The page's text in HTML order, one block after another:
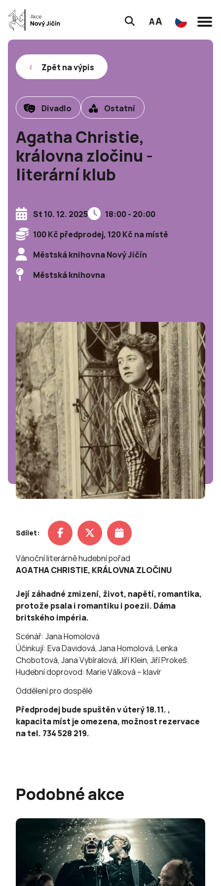
AA
Zpět na výpis
Divadlo Ostatní
Agatha Christie,
královna zločinu -
literární klub
St 10. 12. 2025
18:00 - 20:00
100 Kč předprodej, 120 Kč na místě
Městská knihovna Nový Jičín
Městská knihovna
Sdílet:
Vánoční literárně hudební pořad
AGATHA CHRISTIE, KRÁLOVNA ZLOČINU
Její záhadné zmizení, život, napětí, romantika,
protože psala i romantiku i poezii. Dáma
britského impéria.
Scénář: Jana Homolová
Účinkují: Eva Davidová, Jana Homolová, Lenka
Chobotová, Jana Vybíralová, Jiří Klein, Jiří Prokeš.
Hudební doprovod: Marie Válková – klavír
Oddělení pro dospělé
Předprodej bude spuštěn v úterý 18.11. ,
kapacita míst je omezena, možnost rezervace
na tel. 734 528 219.
Podobné akce